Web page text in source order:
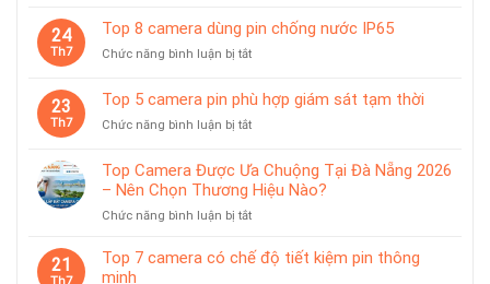
vàng
giá
từ
tiện
camera
có
sạc
24
Th7
Top 8 camera dùng pin chống nước IP65
Chức năng bình luận bị tắtở
camera
dùng
chống
nước
IP65
23
Th7
Top 5 camera pin phù hợp giám sát tạm thời
Chức năng bình luận bị tắtở
5
camera
pin
phù
giám
Top Camera Được Ưa Chuộng Tại Đà Nẵng 2026
– Nên Chọn Thương Hiệu Nào?
Chức năng bình luận bị tắtở
Camera
Được
21
Th7
Top 7 camera có chế độ tiết kiệm pin thông
minh